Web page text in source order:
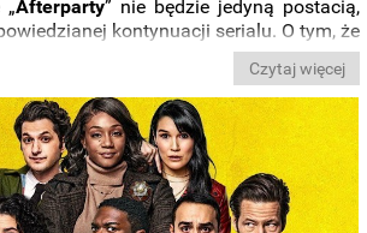
„Afterparty” nie będzie jedyną postacią,
kontynuacji serialu. O tym, że
murder mystery Apple'a
gwiazdy debiutanckich odcinków,
Christopher Miller.
Czytaj więcej